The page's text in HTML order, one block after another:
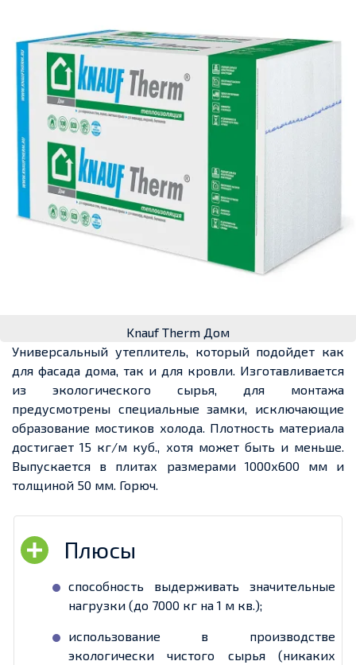
Knauf Therm Дом
Универсальный утеплитель, который подойдет как
для фасада дома, так и для кровли. Изготавливается
из экологического сырья, для монтажа
предусмотрены специальные замки, исключающие
образование мостиков холода. Плотность материала
достигает 15 кг/м куб., хотя может быть и меньше.
Выпускается в плитах размерами 1000х600 мм и
толщиной 50 мм. Горюч.
способность выдерживать значительные
нагрузки (до 7000 кг на 1 м кв.);
использование в производстве
экологически чистого сырья (никаких